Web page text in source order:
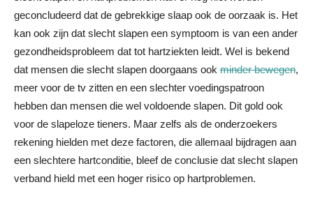
geconcludeerd dat de gebrekkige slaap ook de oorzaak is. Het
kan ook zijn dat slecht slapen een symptoom is van een ander
gezondheidsprobleem dat tot hartziekten leidt. Wel is bekend
dat mensen die slecht slapen doorgaans ook minder bewegen,
meer voor de tv zitten en een slechter voedingspatroon
hebben dan mensen die wel voldoende slapen. Dit gold ook
voor de slapeloze tieners. Maar zelfs als de onderzoekers
rekening hielden met deze factoren, die allemaal bijdragen aan
een slechtere hartconditie, bleef de conclusie dat slecht slapen
verband hield met een hoger risico op hartproblemen.